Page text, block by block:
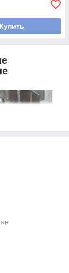
Купить
шкафов
стали, так и из